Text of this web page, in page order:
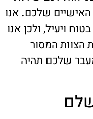
האישיים שלכם. אנו
ויעיל, ולכן אנו
הצוות המסור
שלכם תהיה